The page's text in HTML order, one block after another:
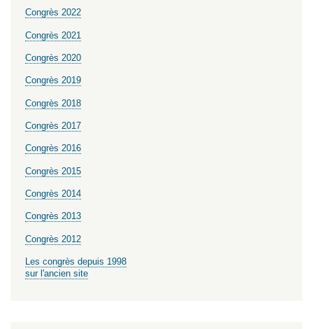
Congrès 2022
Congrès 2021
Congrès 2020
Congrès 2019
Congrès 2018
Congrès 2017
Congrès 2016
Congrès 2015
Congrès 2014
Congrès 2013
Congrès 2012
Les congrès depuis 1998
sur l'ancien site